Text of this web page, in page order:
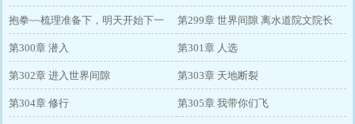
抱拳~~梳理准备下，明天开始下一
集’世界间隙‘。
第299章 世界间隙 离水道院文院长
第300章 潜入 第301章 人选
第302章 进入世界间隙 第303章 天地断裂
第304章 修行 第305章 我带你们飞